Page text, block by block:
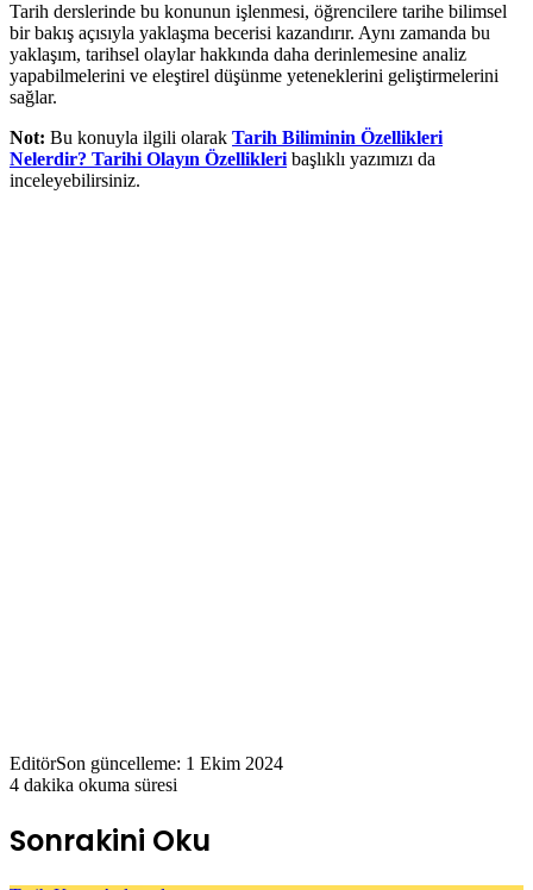
Tarih derslerinde bu konunun işlenmesi, öğrencilere tarihe bilimsel
bir bakış açısıyla yaklaşma becerisi kazandırır. Aynı zamanda bu
yaklaşım, tarihsel olaylar hakkında daha derinlemesine analiz
yapabilmelerini ve eleştirel düşünme yeteneklerini geliştirmelerini
sağlar.
Not: Bu konuyla ilgili olarak Tarih Biliminin Özellikleri
Nelerdir? Tarihi Olayın Özellikleri başlıklı yazımızı da
inceleyebilirsiniz.
EditörSon güncelleme: 1 Ekim 2024
4 dakika okuma süresi
Sonrakini Oku